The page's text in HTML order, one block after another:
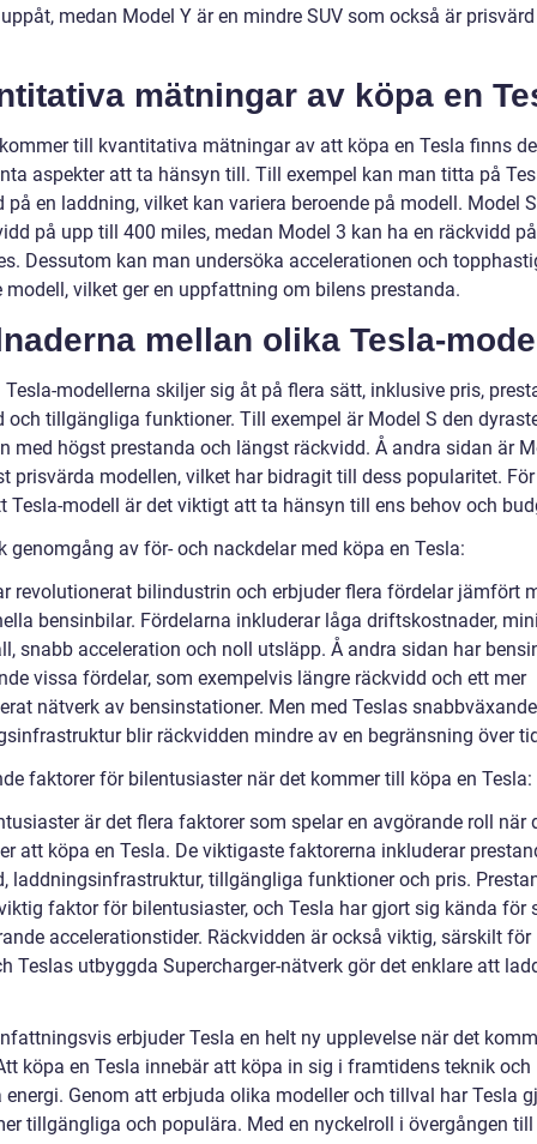
medan Model Y är en mindre SUV som också är
mätningar av köpa en
till kvantitativa mätningar av att köpa en Tesla finns
aspekter att ta hänsyn till. Till exempel kan man titta på
på en laddning, vilket kan variera beroende på modell. Model
på upp till 400 miles, medan Model 3 kan ha en räckvidd
Dessutom kan man undersöka accelerationen och
modell, vilket ger en uppfattning om bilens prestanda.
mellan olika Tesla-
Tesla-modellerna skiljer sig åt på flera sätt, inklusive pris,
och tillgängliga funktioner. Till exempel är Model S den
med högst prestanda och längst räckvidd. Å andra sidan är
prisvärda modellen, vilket har bidragit till dess popularitet.
Tesla-modell är det viktigt att ta hänsyn till ens behov och
genomgång av för- och nackdelar med köpa en Tesla:
revolutionerat bilindustrin och erbjuder flera fördelar jämfört
bensinbilar. Fördelarna inkluderar låga driftskostnader,
snabb acceleration och noll utsläpp. Å andra sidan har
vissa fördelar, som exempelvis längre räckvidd och ett mer
nätverk av bensinstationer. Men med Teslas snabbväxande
blir räckvidden mindre av en begränsning över
faktorer för bilentusiaster när det kommer till köpa en Tesla:
är det flera faktorer som spelar en avgörande roll när
att köpa en Tesla. De viktigaste faktorerna inkluderar
laddningsinfrastruktur, tillgängliga funktioner och pris.
faktor för bilentusiaster, och Tesla har gjort sig kända för
accelerationstider. Räckvidden är också viktig, särskilt för
Teslas utbyggda Supercharger-nätverk gör det enklare att
erbjuder Tesla en helt ny upplevelse när det
köpa en Tesla innebär att köpa in sig i framtidens teknik och
energi. Genom att erbjuda olika modeller och tillval har Tesla
tillgängliga och populära. Med en nyckelroll i övergången